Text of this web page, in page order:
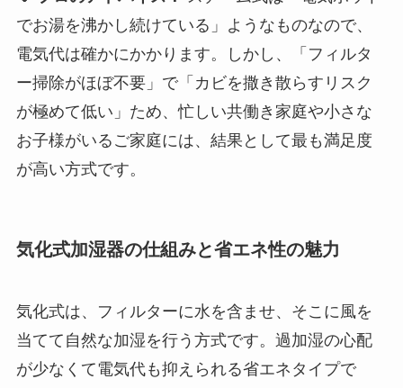
でお湯を沸かし続けている」ようなものなので、
電気代は確かにかかります。しかし、「フィルタ
ー掃除がほぼ不要」で「カビを撒き散らすリスク
が極めて低い」ため、忙しい共働き家庭や小さな
お子様がいるご家庭には、結果として最も満足度
が高い方式です。
気化式加湿器の仕組みと省エネ性の魅力
気化式は、フィルターに水を含ませ、そこに風を
当てて自然な加湿を行う方式です。過加湿の心配
が少なくて電気代も抑えられる省エネタイプで